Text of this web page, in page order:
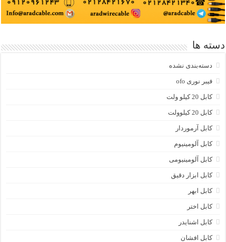
دسته ها
دسته‌بندی نشده
فیبر نوری ofo
کابل 20 کیلو ولت
کابل 20 کیلوولت
کابل آرموردار
کابل آلومینیوم
کابل آلومینیومی
کابل ابزار دقیق
کابل ابهر
کابل اختر
کابل اشنایدر
کابل افشان